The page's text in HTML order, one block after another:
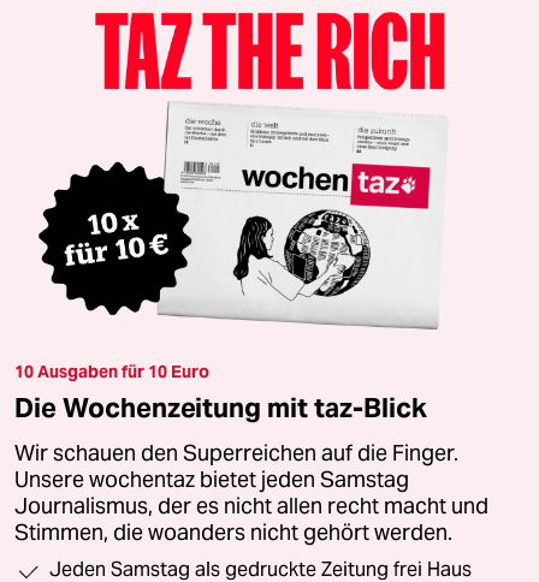
10 Ausgaben für 10 Euro
Die Wochenzeitung mit taz-Blick
Wir schauen den Superreichen auf die Finger.
Unsere wochentaz bietet jeden Samstag
Journalismus, der es nicht allen recht macht und
Stimmen, die woanders nicht gehört werden.
Jeden Samstag als gedruckte Zeitung frei Haus